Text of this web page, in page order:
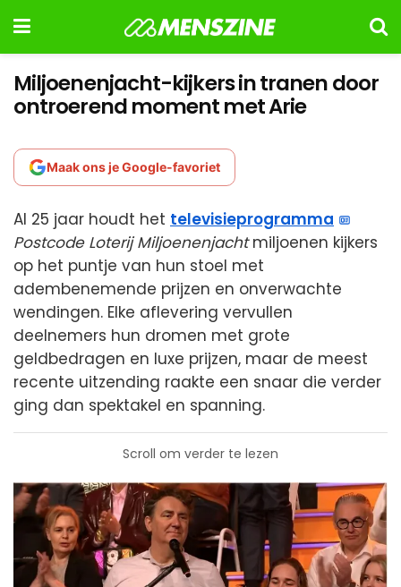
Miljoenenjacht-kijkers in tranen door
ontroerend moment met Arie
Maak ons je Google-favoriet
Al 25 jaar houdt het televisieprogramma
Postcode Loterij Miljoenenjachtmiljoenen kijkers
op het puntje van hun stoel met
adembenemende prijzen en onverwachte
wendingen. Elke aflevering vervullen
deelnemers hun dromen met grote
geldbedragen en luxe prijzen, maar de meest
recente uitzending raakte een snaar die verder
ging dan spektakel en spanning.
Scroll om verder te lezen